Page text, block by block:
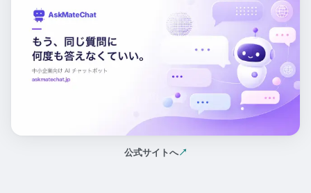
公式サイトへ↗
（新しいタブで開く）